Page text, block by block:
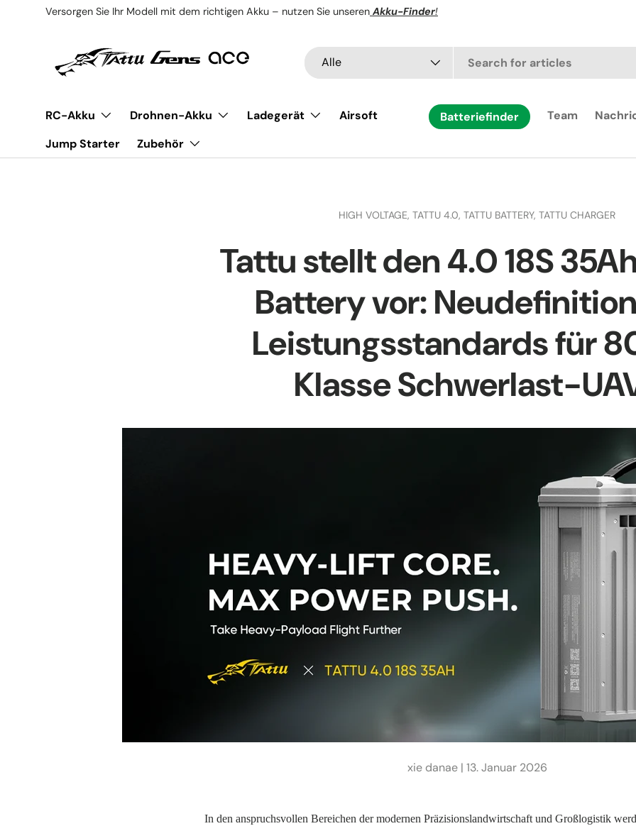
Versorgen Sie Ihr Modell mit dem richtigen Akku – nutzen Sie unseren Akku-Finder!
Suchen
Art
Alle
RC-Akku Drohnen-Akku Ladegerät
Airsoft
Jump Starter
Zubehör
Batteriefinder Team
HIGH VOLTAGE, TATTU 4.0, TATTU BATTERY, TATTU CHARGER
Tattu stellt den 4.0 18S
Battery vor:
Leistungsstandards für
Klasse Schwerlast-
xie danae | 13. Januar 2026
In den anspruchsvollen Bereichen der modernen Präzisionslandwirtschaft und Großlogistik